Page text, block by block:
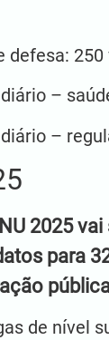
250
–
–
2025
para
de nível